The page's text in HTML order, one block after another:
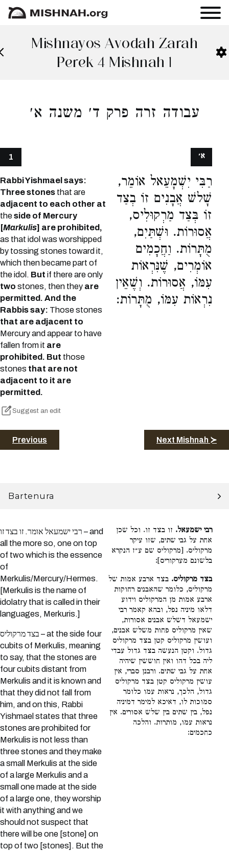
Mishnayos Avodah Zarah
Perek 4 Mishnah 1
עבודה זרה פרק ד׳ משנה א׳
1
Rabbi Yishmael says:
Three stones that are
adjacent to each other at
theside of Mercury
[Markulis] are prohibited,
as that idol was worshipped
by tossing stones toward it,
which then became part of
the idol. But if there are only
two stones, then they are
permitted. And the
Rabbis say: Those stones
that are adjacent to
Mercury and appear to have
fallen from it are
prohibited. But those
stones that are not
adjacent to it are
permitted.
Suggest an edit
רַבִּי יִשְׁמָעֵאל אוֹמֵר,
שָׁלשׁ אֲבָנִים זוֹ בְצַד
זוֹ בְּצַד מַרְקוּלִיס,
אֲסוּרוֹת. וּשְׁתַּיִם,
מֻתָּרוֹת. וַחֲכָמִים
אוֹמְרִים, שֶׁנִּרְאוֹת
עִמּוֹ, אֲסוּרוֹת. וְשֶׁאֵין
נִרְאוֹת עִמּוֹ, מֻתָּרוֹת:
א׳
Previous Next Mishnah ≻
Bartenura
רבי ישמעאל אומר. זו בצד זו – and
all the more so, one on top
of two which is the essence
of
Merkulis/Mercury/Hermes.
[Merkulis is the name of
idolatry that is called in their
languages, Merkuris.]
בצד מרקוליס – at the side four
cubits of Merkulis, meaning
to say, that the stones are
four cubits distant from
Merkulis and it is known and
that they did not fall from
him, and on this, Rabbi
Yishmael states that three
stones are prohibited for
Merkulis is not less than
three stones and they make
a small Merkulis at the side
of a large Merkulis and a
small one made at the side
of a large one, they worship
it with anything and we
should not suspect that
there will be one [stone] on
top of two [stones]. But the
רבי ישמעאל. זו בצד זו. וכל שכן
אחת על גבי שתים, שזו עיקר
מרקוליס. [מרקוליס שם ע״ז הנקרא
בלשונם מערקוריס]:
בצד מרקוליס. בצד ארבע אמות של
מרקוליס, כלומר שהאבנים רחוקות
ארבע אמות מן המרקוליס וידוע
דלאו מיניה נפל, ובהא קאמר רבי
ישמעאל דשלש אבנים אסורות,
שאין מרקוליס פחות משלש אבנים,
ועושין מרקוליס קטן בצד מרקוליס
גדול. וקטן הנעשה בצד גדול עבדי
ליה בכל דהו ואין חוששין שיהיה
אחת על גבי שתים. ורבנן סברי, אין
עושין מרקוליס קטן בצד מרקוליס
גדול, הלכך, נראות עמו כלומר
סמוכות לו, דאיכא למימר דמיניה
נפל, בין שתים בין שלש אסורים. אין
נראות עמו, מותרות. והלכה
כחכמים: